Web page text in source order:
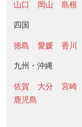
山口 岡山 島根
四国
徳島 愛媛 香川
九州・沖縄
佐賀 大分 宮崎
鹿児島